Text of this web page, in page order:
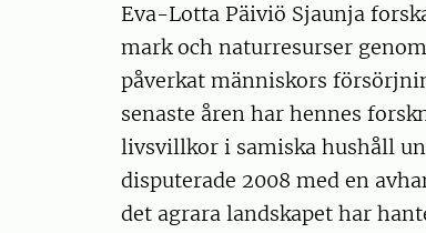
Eva-Lotta Päiviö Sjaunja
mark och naturresurser
påverkat människors
senaste åren har hennes
livsvillkor i samiska hushåll
disputerade 2008 med en
det agrara landskapet har